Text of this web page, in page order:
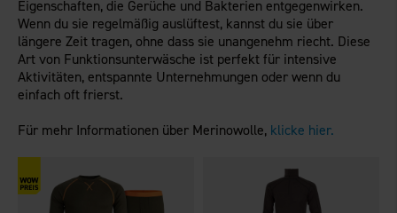
Eigenschaften, die Gerüche und Bakterien entgegenwirken.
Wenn du sie regelmäßig auslüftest, kannst du sie über
längere Zeit tragen, ohne dass sie unangenehm riecht. Diese
Art von Funktionsunterwäsche ist perfekt für intensive
Aktivitäten, entspannte Unternehmungen oder wenn du
einfach oft frierst.
Für mehr Informationen über Merinowolle, klicke hier.